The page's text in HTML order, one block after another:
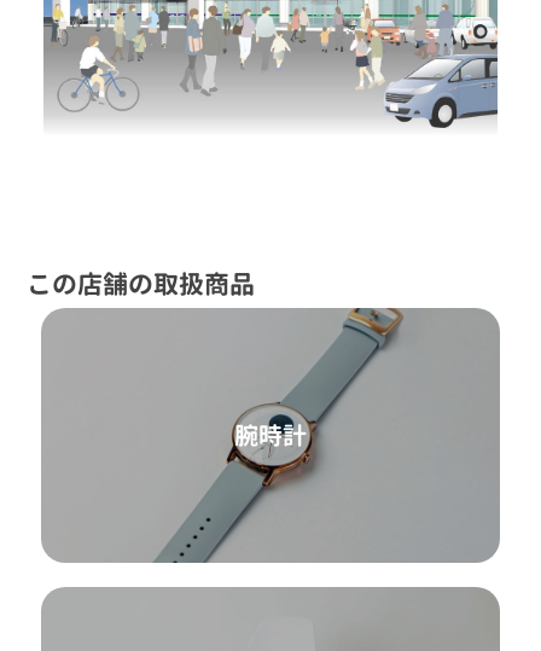
この店舗の取扱商品
腕時計